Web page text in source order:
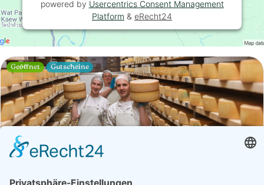
Geöffnet Gutscheine
powered by Usercentrics Consent Management
Platform & eRecht24